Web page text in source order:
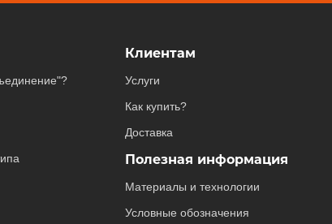
Клиентам
Услуги
Как купить?
Доставка
Полезная информация
Материалы и технологии
Условные обозначения